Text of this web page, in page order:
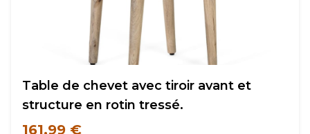
Table de chevet avec tiroir avant et
structure en rotin tressé.
161,99 €